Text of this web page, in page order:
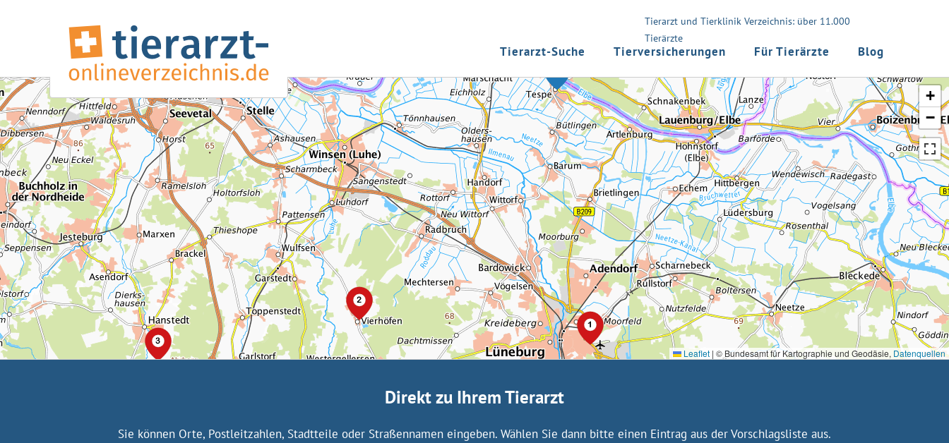
Tierarzt und Tierklinik Verzeichnis: über 11.000
Tierärzte
Tierarzt-Suche Tierversicherungen Für Tierärzte Blog
+
−
Leaflet | © Bundesamt für Kartographie und Geodäsie, Datenquellen
Direkt zu Ihrem Tierarzt
Sie können Orte, Postleitzahlen, Stadtteile oder Straßennamen eingeben. Wählen Sie dann bitte einen Eintrag aus der Vorschlagsliste aus.